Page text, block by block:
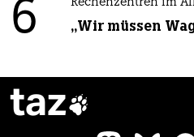
6 Rechenzentren im
„Wir müssen
taz